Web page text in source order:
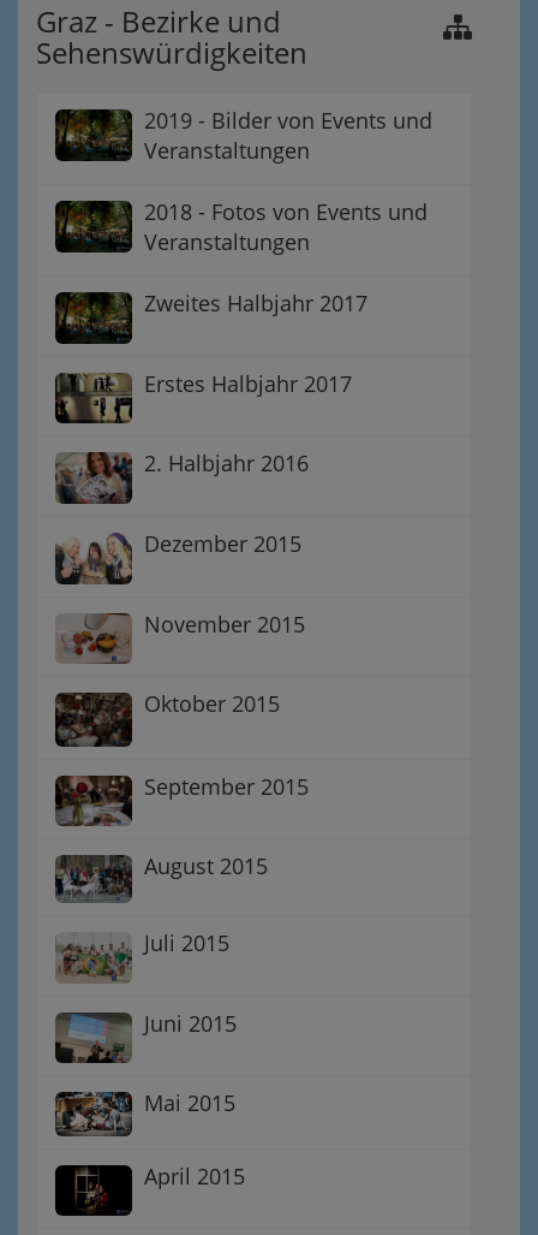
Graz - Bezirke und
Sehenswürdigkeiten
2019 - Bilder von Events und
Veranstaltungen
2018 - Fotos von Events und
Veranstaltungen
Zweites Halbjahr 2017
Erstes Halbjahr 2017
2. Halbjahr 2016
Dezember 2015
November 2015
Oktober 2015
September 2015
August 2015
Juli 2015
Juni 2015
Mai 2015
April 2015